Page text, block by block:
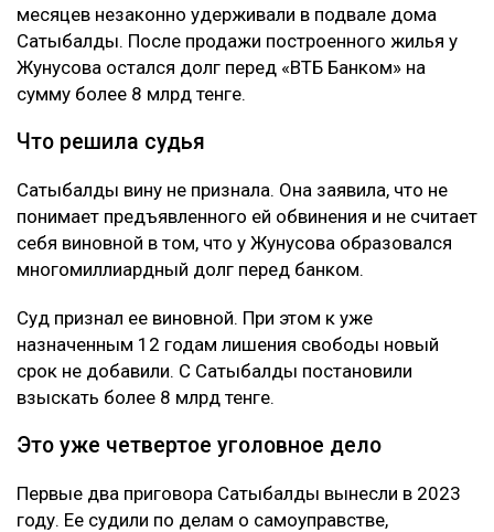
месяцев незаконно удерживали в подвале дома
Сатыбалды. После продажи построенного жилья у
Жунусова остался долг перед «ВТБ Банком» на
сумму более 8 млрд тенге.
Что решила судья
Сатыбалды вину не признала. Она заявила, что не
понимает предъявленного ей обвинения и не считает
себя виновной в том, что у Жунусова образовался
многомиллиардный долг перед банком.
Суд признал ее виновной. При этом к уже
назначенным 12 годам лишения свободы новый
срок не добавили. С Сатыбалды постановили
взыскать более 8 млрд тенге.
Это уже четвертое уголовное дело
Первые два приговора Сатыбалды вынесли в 2023
году. Ее судили по делам о самоуправстве,